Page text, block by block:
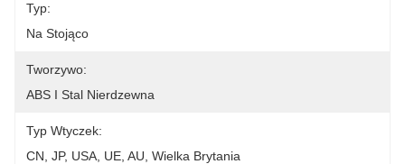
Typ:
Na Stojąco
Tworzywo:
ABS I Stal Nierdzewna
Typ Wtyczek:
CN, JP, USA, UE, AU, Wielka Brytania